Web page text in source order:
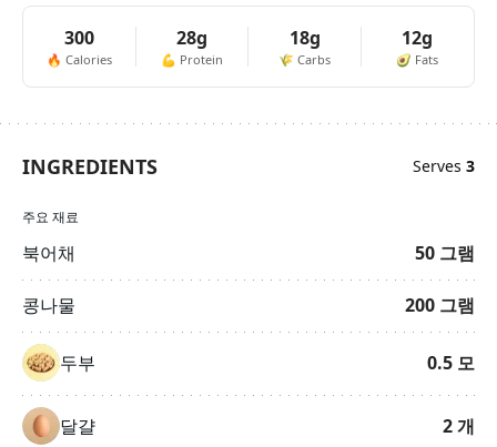
300
🔥 Calories
28g
💪 Protein
18g
🌾 Carbs
12g
🥑 Fats
INGREDIENTS Serves 3
주요 재료
북어채 50 그램
콩나물 200 그램
두부 0.5 모
달걀 2개